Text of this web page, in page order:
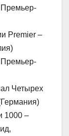
Premier –
Четырех
1000 –